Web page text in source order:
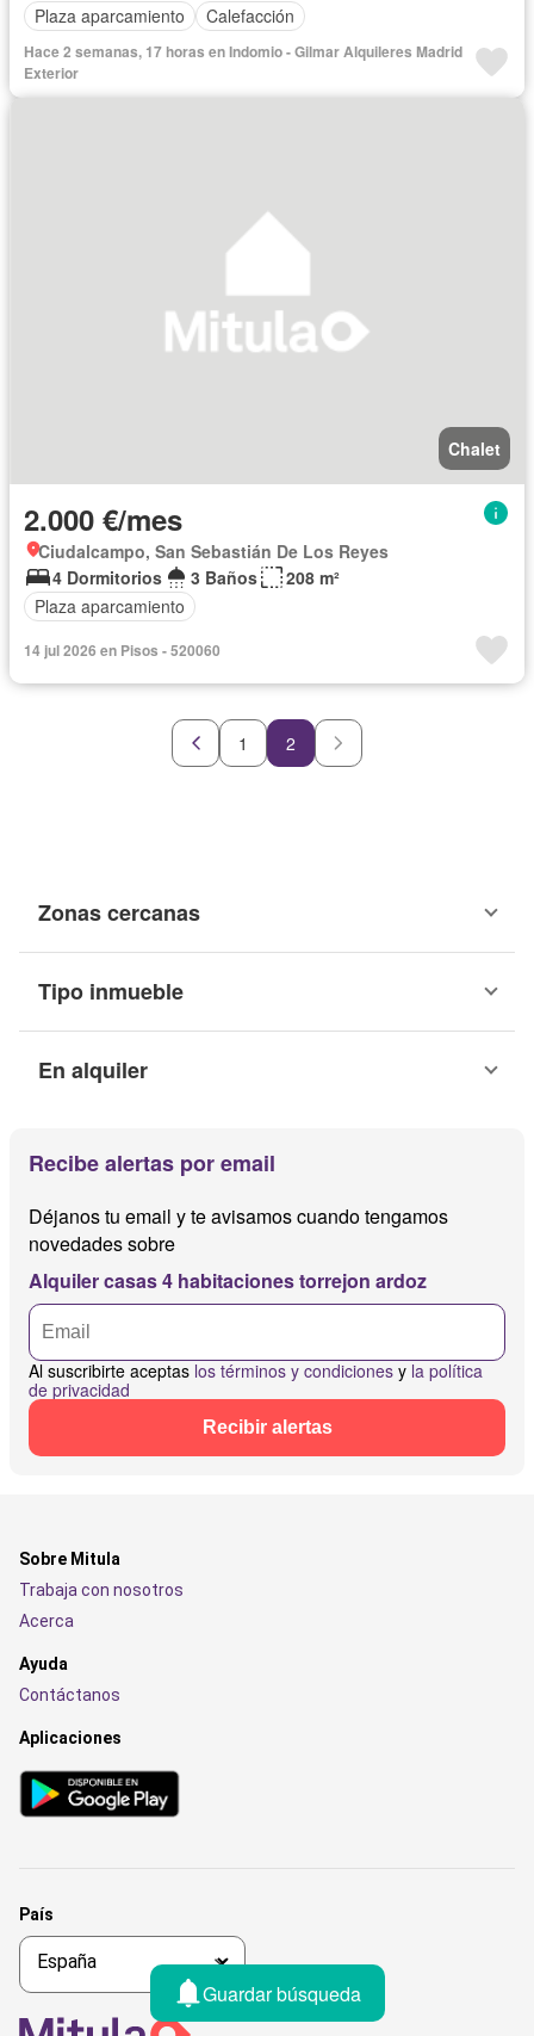
Plaza aparcamiento
Calefacción
Hace 2 semanas, 17 horas en Indomio - Gilmar Alquileres Madrid
Exterior
Chalet
2.000 €/mes
Ciudalcampo, San Sebastián De Los Reyes
4 Dormitorios
3 Baños
208 m²
Plaza aparcamiento
14 jul 2026 en Pisos - 520060
1 2
Zonas cercanas
Tipo inmueble
En alquiler
Recibe alertas por email
Déjanos tu email y te avisamos cuando tengamos
novedades sobre
Alquiler casas 4 habitaciones torrejon ardoz
Al suscribirte aceptas los términos y condiciones y la política
de privacidad
Recibir alertas
Guardar búsqueda
Sobre Mitula
Trabaja con nosotros
Acerca
Ayuda
Contáctanos
Aplicaciones
País